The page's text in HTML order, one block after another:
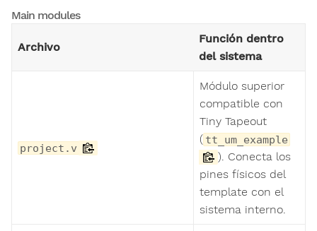
Main modules
Archivo
Función dentro
del sistema
project.v
Módulo superior
compatible con
Tiny Tapeout
( tt_um_example
). Conecta los
pines físicos del
template con el
sistema interno.